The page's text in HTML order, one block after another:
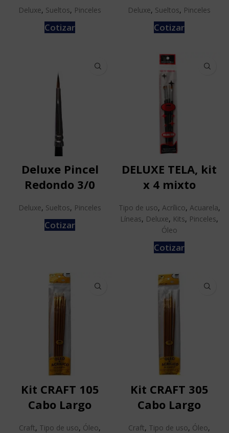
Deluxe, Sueltos, Pinceles
Cotizar
Deluxe, Sueltos, Pinceles
Cotizar
Deluxe Pincel
Redondo 3/0
Deluxe, Sueltos, Pinceles
Cotizar
DELUXE TELA, kit
x 4 mixto
Tipo de uso, Acrílico, Acuarela,
Líneas, Deluxe, Kits, Pinceles,
Óleo
Cotizar
Kit CRAFT 105
Cabo Largo
Craft, Tipo de uso, Óleo,
Kit CRAFT 305
Cabo Largo
Craft, Tipo de uso, Óleo,